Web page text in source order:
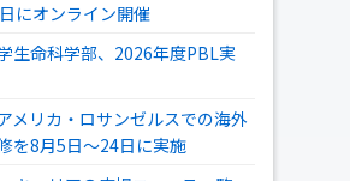
にオンライン開催
生命科学部、2026年度PBL実
メリカ・ロサンゼルスでの海外
を8月5日～24日に実施